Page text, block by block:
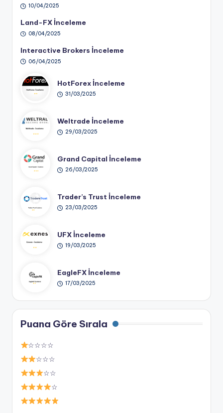
10/04/2025
Land-FX İnceleme
08/04/2025
Interactive Brokers İnceleme
06/04/2025
HotForex İnceleme
31/03/2025
Weltrade İnceleme
29/03/2025
Grand Capital İnceleme
26/03/2025
Trader’s Trust İnceleme
23/03/2025
UFX İnceleme
19/03/2025
EagleFX İnceleme
17/03/2025
Puana Göre Sırala
☆☆☆☆
☆☆☆
☆☆
☆